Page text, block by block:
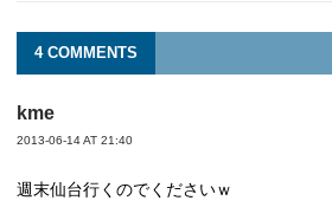
4 COMMENTS
kme
2013-06-14 AT 21:40
週末仙台行くのでくださいｗ